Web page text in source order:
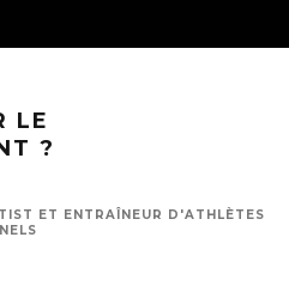
LE
?
ET ENTRAÎNEUR D'ATHLÈTES